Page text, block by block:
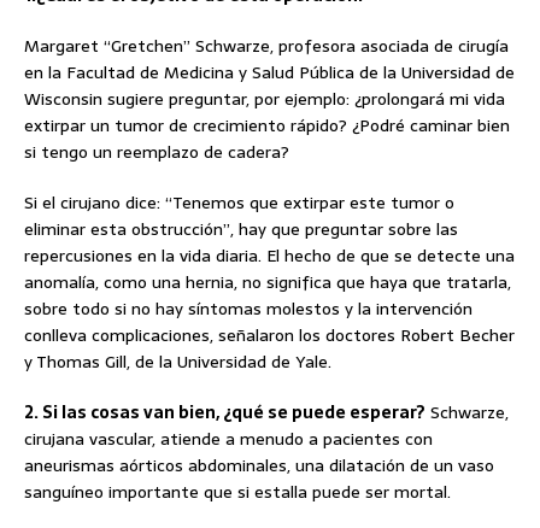
Margaret “Gretchen” Schwarze, profesora asociada de cirugía
en la Facultad de Medicina y Salud Pública de la Universidad de
Wisconsin sugiere preguntar, por ejemplo: ¿prolongará mi vida
extirpar un tumor de crecimiento rápido? ¿Podré caminar bien
si tengo un reemplazo de cadera?
Si el cirujano dice: “Tenemos que extirpar este tumor o
eliminar esta obstrucción”, hay que preguntar sobre las
repercusiones en la vida diaria. El hecho de que se detecte una
anomalía, como una hernia, no significa que haya que tratarla,
sobre todo si no hay síntomas molestos y la intervención
conlleva complicaciones, señalaron los doctores Robert Becher
y Thomas Gill, de la Universidad de Yale.
2. Si las cosas van bien, ¿qué se puede esperar? Schwarze,
cirujana vascular, atiende a menudo a pacientes con
aneurismas aórticos abdominales, una dilatación de un vaso
sanguíneo importante que si estalla puede ser mortal.